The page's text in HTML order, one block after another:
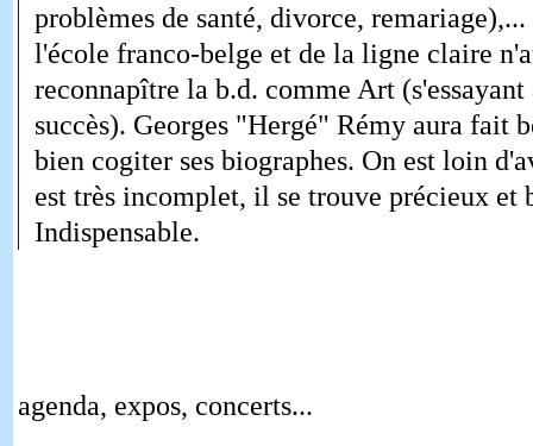
problèmes de santé, divorce,
l'école franco-belge et de la ligne claire
reconnapître la b.d. comme Art (s'essayant
succès). Georges "Hergé" Rémy aura fait
bien cogiter ses biographes. On est loin
est très incomplet, il se trouve précieux et
Indispensable.
agenda, expos, concerts...